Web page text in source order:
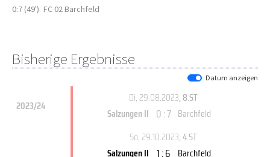
0:7 (49') FC 02 Barchfeld
Bisherige Ergebnisse
Datum anzeigen
2023/24
Di, 29.08.2023, 8.ST
Salzungen II 0 : 7 Barchfeld
So, 29.10.2023, 4.ST
Salzungen II 1 : 6 Barchfeld